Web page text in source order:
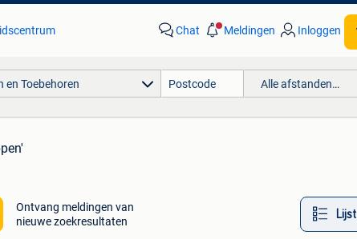
Chat Meldingen Inloggen
en Toebehoren Alle afstanden…
Ontvang meldingen van
nieuwe zoekresultaten
Lijst